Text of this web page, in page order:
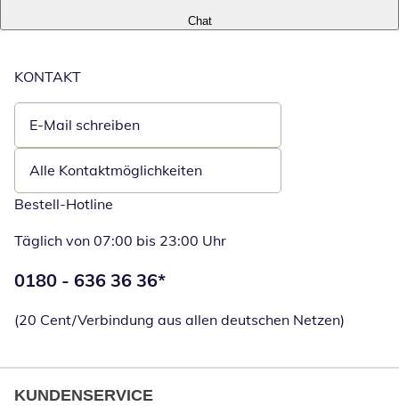
Chat
KONTAKT
E-Mail schreiben
Öffnet E-Mail-Client
Alle Kontaktmöglichkeiten
Bestell-Hotline
Täglich von 07:00 bis 23:00 Uhr
Telefonnummer:
0180 - 636 36 36*
(20 Cent/Verbindung aus allen deutschen Netzen)
KUNDENSERVICE